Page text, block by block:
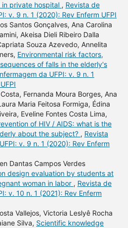
private hospital , Revista de
v. 9 n. 1 (2020): Rev Enferm UFPI
Santos Gonçalves, Ana Carolina
Akeisa Dieli Ribeiro Dalla
Souza Azevedo, Annelita
Environmental risk factors,
of falls in the elderly's
da UFPI: v. 9 n. 1
Fernanda Moura Borges, Ana
Maria Feitosa Formiga, Édina
Eveline Fontes Costa Lima,
of HIV / AIDS: what is the
about the subject? , Revista
v. 9 n. 1 (2020): Rev Enferm
Dantas Campos Verdes
design evaluation by students at
woman in labor , Revista de
v. 10 n. 1 (2021): Rev Enferm
Vallejos, Victoria Leslyê Rocha
Silva, Scientific knowledge